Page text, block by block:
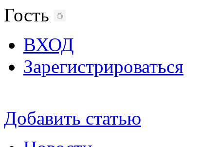
Гость
ВХОД
Зарегистрироваться
Добавить статью